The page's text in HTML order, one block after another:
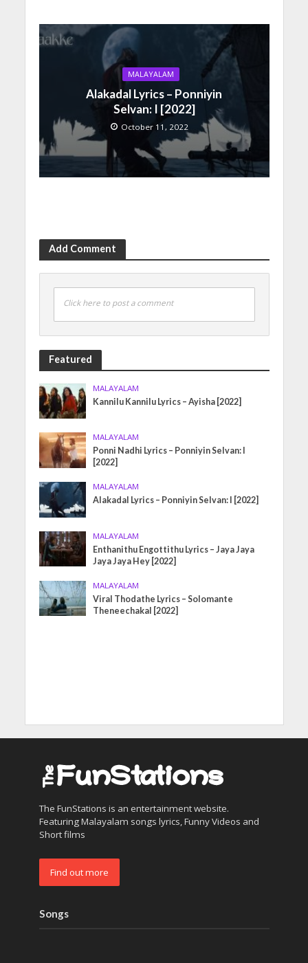
MALAYALAM
Alakadal Lyrics – Ponniyin
Selvan: I [2022]
October 11, 2022
Add Comment
Click here to post a comment
Featured
MALAYALAM
Kannilu Kannilu Lyrics – Ayisha [2022]
MALAYALAM
Ponni Nadhi Lyrics – Ponniyin Selvan: I
[2022]
MALAYALAM
Alakadal Lyrics – Ponniyin Selvan: I [2022]
MALAYALAM
Enthanithu Engottithu Lyrics – Jaya Jaya
Jaya Jaya Hey [2022]
MALAYALAM
Viral Thodathe Lyrics – Solomante
Theneechakal [2022]
The FunStations is an entertainment website.
Featuring Malayalam songs lyrics, Funny Videos and
Short films
Find out more
Songs